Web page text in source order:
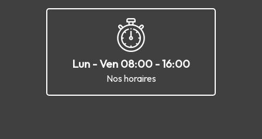
Lun - Ven 08:00 - 16:00
Nos horaires